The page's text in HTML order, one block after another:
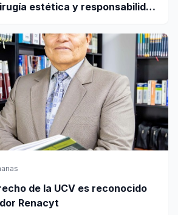
estética y responsabilidad
de la UCV es reconocido
Renacyt